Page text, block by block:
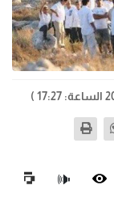
🔊